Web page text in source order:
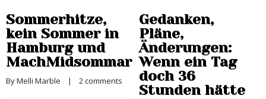
Sommerhitze,
kein Sommer in
Hamburg und
MachMidsommar
By Melli Marble
    |
2 comments
Gedanken,
Pläne,
Änderungen:
Wenn ein Tag
doch 36
Stunden hätte